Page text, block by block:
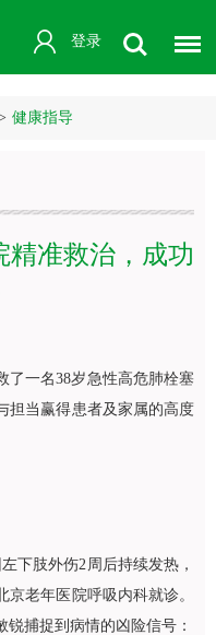
登录
健康指导
精准救治，成功
了一名38岁急性高危肺栓塞
担当赢得患者及家属的高度
下肢外伤2周后持续发热，
京老年医院呼吸内科就诊。
捕捉到病情的凶险信号：